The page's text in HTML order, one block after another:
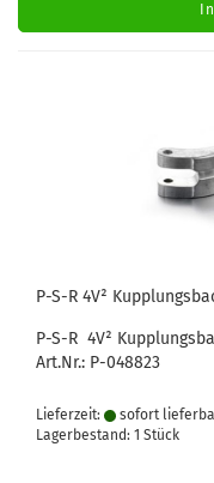
P-S-R 4V²
P-S-R 4V²
Art.Nr.: P-048823
Lieferzeit: sofort
Lagerbestand: 1 Stück